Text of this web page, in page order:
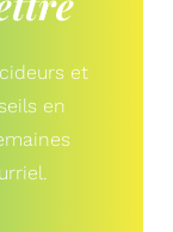
et
en